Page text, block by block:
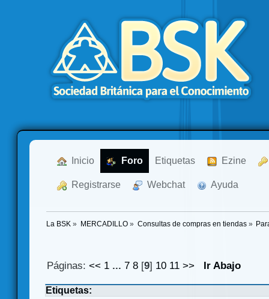
Inicio Foro Etiquetas Ezine
Registrarse Webchat Ayuda
La BSK » MERCADILLO» Consultas de compras en tiendas»
Páginas:<< 1 ...7 8 [9] 10 11 >> Ir Abajo
Etiquetas: